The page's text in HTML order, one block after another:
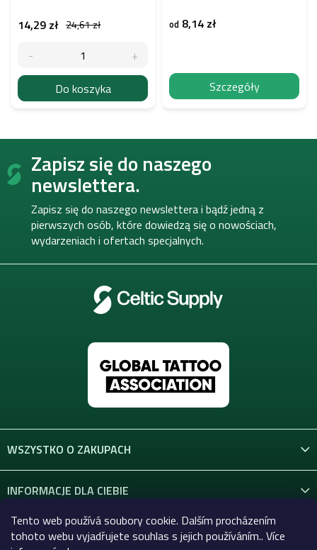
Tento web používá soubory cookie. Dalším procházením
tohoto webu vyjadřujete souhlas s jejich používáním.. Více
24,61 zł
14,29 zł
Do koszyka
od 8,14 zł
Szczegóły
S
Zapisz się do naszego
newslettera.
Zapisz się do naszego newslettera i bądź jedną z
pierwszych osób, które dowiedzą się o nowościach,
wydarzeniach i ofertach specjalnych.
WSZYSTKO O ZAKUPACH
INFORMACJE DLA CIEBIE
KONTAKT